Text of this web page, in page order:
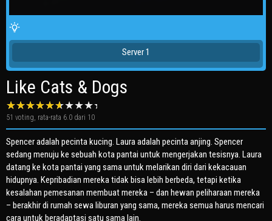
Server 1
Like Cats & Dogs
51 voting, rata-rata 6.0 dari 10
Spencer adalah pecinta kucing. Laura adalah pecinta anjing. Spencer
sedang menuju ke sebuah kota pantai untuk mengerjakan tesisnya. Laura
datang ke kota pantai yang sama untuk melarikan diri dari kekacauan
hidupnya. Kepribadian mereka tidak bisa lebih berbeda, tetapi ketika
kesalahan pemesanan membuat mereka – dan hewan peliharaan mereka
– berakhir di rumah sewa liburan yang sama, mereka semua harus mencari
cara untuk beradaptasi satu sama lain.